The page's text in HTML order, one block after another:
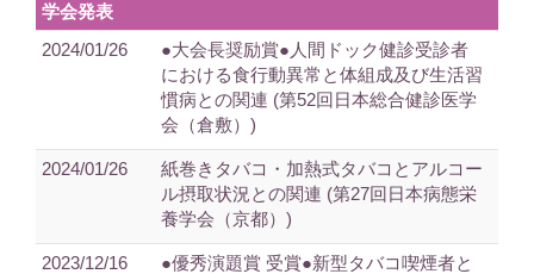
学会発表
2024/01/26
●大会長奨励賞●人間ドック健診受診者
における食行動異常と体組成及び生活習
慣病との関連 (第52回日本総合健診医学
会（倉敷）)
2024/01/26
紙巻きタバコ・加熱式タバコとアルコー
ル摂取状況との関連 (第27回日本病態栄
養学会（京都）)
2023/12/16
●優秀演題賞 受賞●新型タバコ喫煙者と